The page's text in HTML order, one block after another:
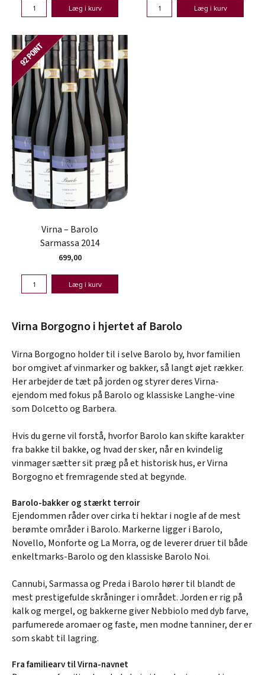
Læg i kurv Læg i kurv
Virna – Barolo
Sarmassa 2014
699,00
Læg i kurv
Virna Borgogno i hjertet af Barolo
Virna Borgogno holder til i selve Barolo by, hvor familien
bor omgivet af vinmarker og bakker, så langt øjet rækker.
Her arbejder de tæt på jorden og styrer deres Virna-
ejendom med fokus på Barolo og klassiske Langhe-vine
som Dolcetto og Barbera.
Hvis du gerne vil forstå, hvorfor Barolo kan skifte karakter
fra bakke til bakke, og hvad der sker, når en kvindelig
vinmager sætter sit præg på et historisk hus, er Virna
Borgogno et fremragende sted at begynde.
Barolo-bakker og stærkt terroir
Ejendommen råder over cirka ti hektar i nogle af de mest
berømte områder i Barolo. Markerne ligger i Barolo,
Novello, Monforte og La Morra, og de leverer druer til både
enkeltmarks-Barolo og den klassiske Barolo Noi.
Cannubi, Sarmassa og Preda i Barolo hører til blandt de
mest prestigefulde skråninger i området. Jorden er rig på
kalk og mergel, og bakkerne giver Nebbiolo med dyb farve,
parfumerede aromaer og faste, men modne tanniner, der er
som skabt til lagring.
Fra familiearv til Virna-navnet